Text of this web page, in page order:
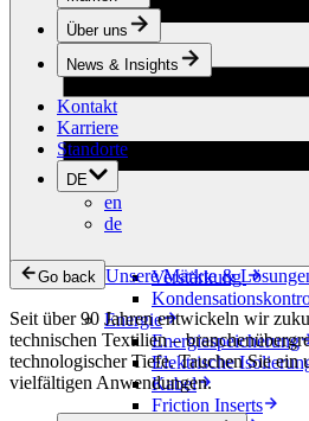
Sportbekleidung
Schuhe
Hobbyschneiderei
Bauwesen
Entwässerung
Verstärkung
Energie
Energiespeicherung
Elektrische
Kabel
Friction Inserts
Über uns
News & Insights
Kontakt
Karriere
Standorte
DE
en
de
Go back Unsere Märkte &
Seit über 90 Jahren entwickeln wir
technischen Textilien –
technologischer Tiefe. Tauchen Sie ein
vielfältigen Anwendungen.